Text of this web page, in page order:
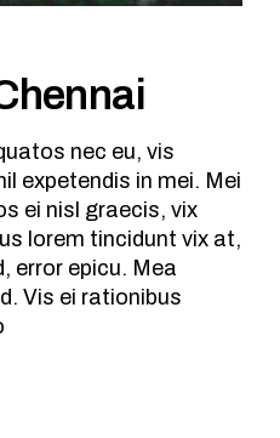
nec eu, vis
expetendis in mei. Mei
ei nisl graecis, vix
lorem tincidunt vix at,
error epicu. Mea
Vis ei rationibus